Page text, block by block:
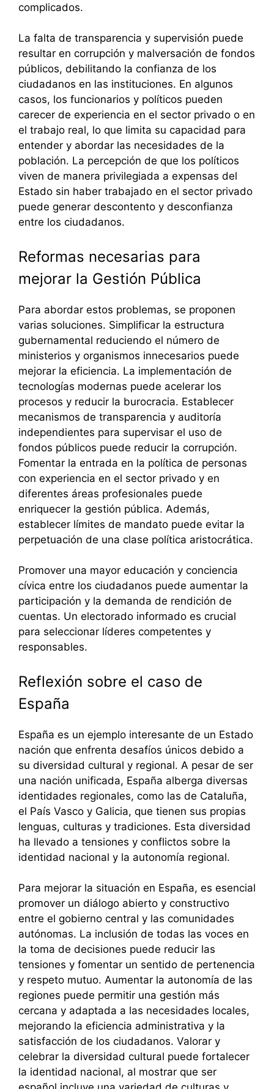
complicados.
La falta de transparencia y supervisión puede
resultar en corrupción y malversación de fondos
públicos, debilitando la confianza de los
ciudadanos en las instituciones. En algunos
casos, los funcionarios y políticos pueden
carecer de experiencia en el sector privado o en
el trabajo real, lo que limita su capacidad para
entender y abordar las necesidades de la
población. La percepción de que los políticos
viven de manera privilegiada a expensas del
Estado sin haber trabajado en el sector privado
puede generar descontento y desconfianza
entre los ciudadanos.
Reformas necesarias para
mejorar la Gestión Pública
Para abordar estos problemas, se proponen
varias soluciones. Simplificar la estructura
gubernamental reduciendo el número de
ministerios y organismos innecesarios puede
mejorar la eficiencia. La implementación de
tecnologías modernas puede acelerar los
procesos y reducir la burocracia. Establecer
mecanismos de transparencia y auditoría
independientes para supervisar el uso de
fondos públicos puede reducir la corrupción.
Fomentar la entrada en la política de personas
con experiencia en el sector privado y en
diferentes áreas profesionales puede
enriquecer la gestión pública. Además,
establecer límites de mandato puede evitar la
perpetuación de una clase política aristocrática.
Promover una mayor educación y conciencia
cívica entre los ciudadanos puede aumentar la
participación y la demanda de rendición de
cuentas. Un electorado informado es crucial
para seleccionar líderes competentes y
responsables.
Reflexión sobre el caso de
España
España es un ejemplo interesante de un Estado
nación que enfrenta desafíos únicos debido a
su diversidad cultural y regional. A pesar de ser
una nación unificada, España alberga diversas
identidades regionales, como las de Cataluña,
el País Vasco y Galicia, que tienen sus propias
lenguas, culturas y tradiciones. Esta diversidad
ha llevado a tensiones y conflictos sobre la
identidad nacional y la autonomía regional.
Para mejorar la situación en España, es esencial
promover un diálogo abierto y constructivo
entre el gobierno central y las comunidades
autónomas. La inclusión de todas las voces en
la toma de decisiones puede reducir las
tensiones y fomentar un sentido de pertenencia
y respeto mutuo. Aumentar la autonomía de las
regiones puede permitir una gestión más
cercana y adaptada a las necesidades locales,
mejorando la eficiencia administrativa y la
satisfacción de los ciudadanos. Valorar y
celebrar la diversidad cultural puede fortalecer
la identidad nacional, al mostrar que ser